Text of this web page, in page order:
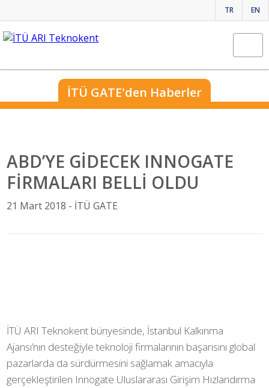
TR EN
İTÜ GATE'den Haberler
ABD’YE GİDECEK INNOGATE
FİRMALARI BELLİ OLDU
21 Mart 2018 - İTÜ GATE
İTÜ ARI Teknokent bünyesinde, İstanbul Kalkınma
Ajansı’nın desteğiyle teknoloji firmalarının başarısını global
pazarlarda da sürdürmesini sağlamak amacıyla
gerçekleştirilen Innogate Uluslararası Girişim Hızlandırma